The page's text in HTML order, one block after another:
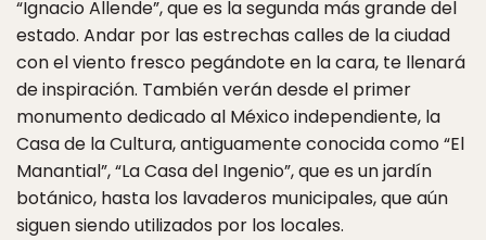
“Ignacio Allende”, que es la segunda más grande del
estado. Andar por las estrechas calles de la ciudad
con el viento fresco pegándote en la cara, te llenará
de inspiración. También verán desde el primer
monumento dedicado al México independiente, la
Casa de la Cultura, antiguamente conocida como “El
Manantial”, “La Casa del Ingenio”, que es un jardín
botánico, hasta los lavaderos municipales, que aún
siguen siendo utilizados por los locales.